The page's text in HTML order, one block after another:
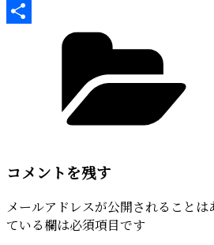
Copy
コメントを残す
メールアドレスが公開されることは
ている欄は必須項目です